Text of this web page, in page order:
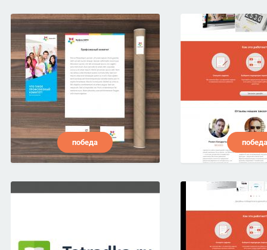
победа победа